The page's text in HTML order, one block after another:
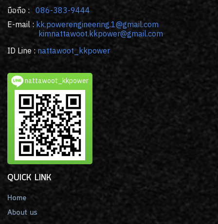
มือถือ : 086-383-9444
E-mail : kk.powerengineering.1@gmail.com
kimnattawoot.kkpower@gmail.com
ID Line : nattawoot_kkpower
nattawoot_kkpower
QUICK LINK
Home
About us